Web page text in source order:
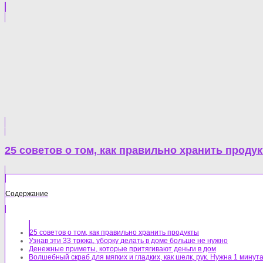
25 советов о том, как правильно хранить
Содержание
25 советов о том, как правильно хранить продукты
Узнав эти 33 трюка, уборку делать в доме больше не нужно
Денежные приметы, которые притягивают деньги в дом
Волшебный скраб для мягких и гладких, как шелк, рук. Нужна 1